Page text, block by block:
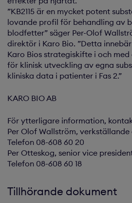
”KB2115 är en mycket potent
lovande profil för behandling av
blodfetter” säger Per-Olof
direktör i Karo Bio. ”Detta
Karo Bios strategiskifte i och
för klinisk utveckling av egna
kliniska data i patienter i Fas 2.”
KARO BIO AB
För ytterligare information,
Per Olof Wallström,
Telefon 08-608 60 20
Per Otteskog, senior vice
Telefon 08-608 60 18
Tillhörande dokument